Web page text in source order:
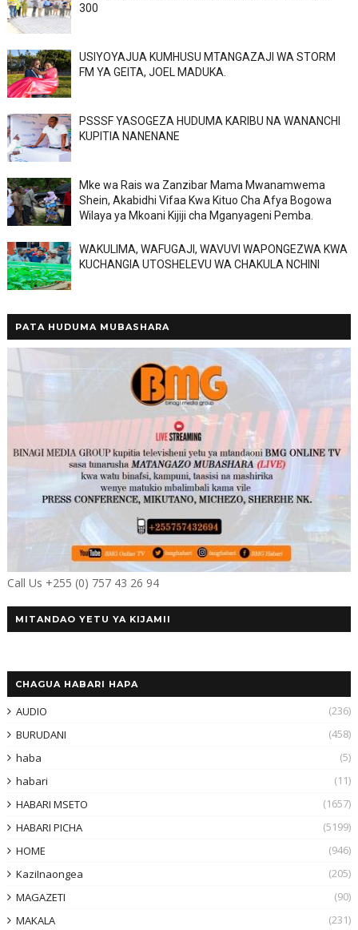
300
USIYOYAJUA KUMHUSU MTANGAZAJI WA STORM
FM YA GEITA, JOEL MADUKA.
PSSSF YASOGEZA HUDUMA KARIBU NA WANANCHI
KUPITIA NANENANE
Mke wa Rais wa Zanzibar Mama Mwanamwema
Shein, Akabidhi Vifaa Kwa Kituo Cha Afya Bogowa
Wilaya ya Mkoani Kijiji cha Mganyageni Pemba.
WAKULIMA, WAFUGAJI, WAVUVI WAPONGEZWA KWA
KUCHANGIA UTOSHELEVU WA CHAKULA NCHINI
PATA HUDUMA MUBASHARA
Call Us +255 (0) 757 43 26 94
MITANDAO YETU YA KIJAMII
CHAGUA HABARI HAPA
AUDIO
(236)
BURUDANI
(458)
haba
(5)
habari
(11)
HABARI MSETO
(1657)
HABARI PICHA
(5199)
HOME
(946)
KaziInaongea
(205)
MAGAZETI
(90)
MAKALA
(231)